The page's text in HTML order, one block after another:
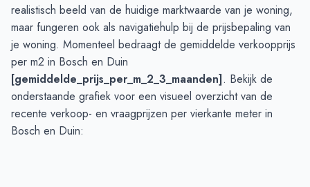
Verkoopprijs in euro's
€ 2.695.000
realistisch beeld van de huidige marktwaarde van je woning,
maar fungeren ook als navigatiehulp bij de prijsbepaling van
je woning. Momenteel bedraagt de gemiddelde verkoopprijs
per m2 in Bosch en Duin
[gemiddelde_prijs_per_m_2_3_maanden]. Bekijk de
onderstaande grafiek voor een visueel overzicht van de
recente verkoop- en vraagprijzen per vierkante meter in
Bosch en Duin: